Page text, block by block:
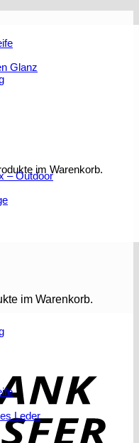
im Warenkorb.
im Warenkorb.
Glanz
– Outdoor
Leder